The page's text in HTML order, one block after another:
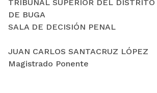
TRIBUNAL SUPERIOR DEL
DE BUGA
SALA DE DECISIÓN PENAL
JUAN CARLOS SANTACRUZ LÓPEZ
Magistrado Ponente